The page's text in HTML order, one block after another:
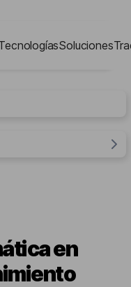
Soluciones
en